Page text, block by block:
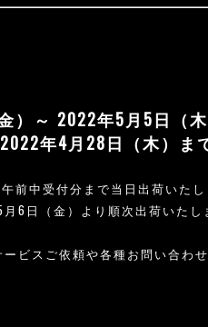
）～ 2022年5月5日（
年4月28日（木）ま
前中受付分まで当日出荷いたし
6日（金）より順次出荷いたし
ビスご依頼や各種お問い合わ